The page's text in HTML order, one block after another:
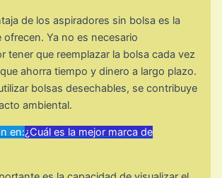
de los aspiradores sin bolsa es la
Ya no es necesario
tener que reemplazar la bolsa cada vez
ahorra tiempo y dinero a largo plazo.
bolsas desechables, se contribuye
ambiental.
en:¿Cuál es la mejor marca de